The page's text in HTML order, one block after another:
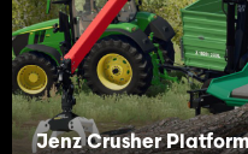
Jenz Crusher